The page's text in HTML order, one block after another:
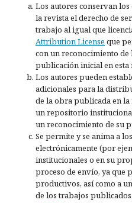
Los autores conservan
la revista el derecho de
trabajo al igual que
Attribution License que
con un reconocimiento
publicación inicial en esta
Los autores pueden
adicionales para la
de la obra publicada en
un repositorio
un reconocimiento de su
Se permite y se anima a
electrónicamente (por
institucionales o en su
proceso de envío, ya que
productivos, así como a
de los trabajos publicados